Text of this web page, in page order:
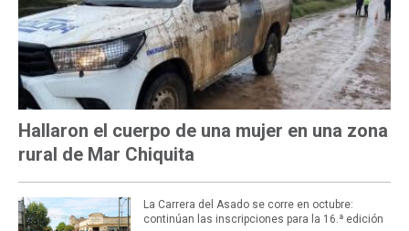
Hallaron el cuerpo de una mujer en una zona
rural de Mar Chiquita
La Carrera del Asado se corre en octubre:
continúan las inscripciones para la 16.ª edición